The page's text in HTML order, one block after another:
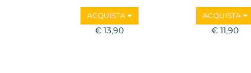
ACQUISTA
€ 13,90
ACQUISTA
€ 11,90